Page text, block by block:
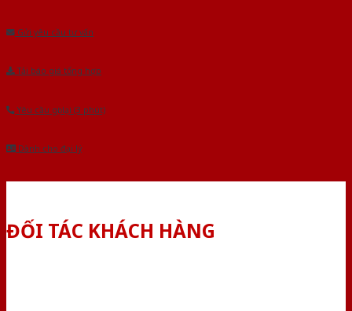
Gửi yêu cầu tư vấn
Tải báo giá tổng hợp
Yêu cầu gọi lại (3 phút)
Dành cho đại lý
ĐỐI TÁC KHÁCH HÀNG